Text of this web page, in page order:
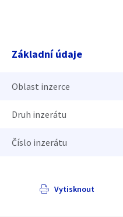
Základní údaje
Oblast inzerce
Druh inzerátu
Číslo inzerátu
Vytisknout